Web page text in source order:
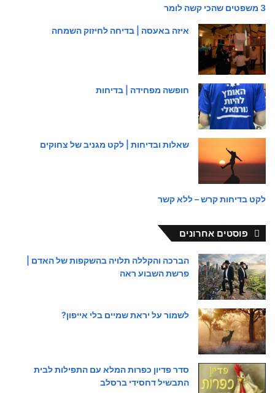
3 משפטים שהכי קשה לומר
איזה באעסה | בדיחה לחיזוק השמחה
חופשה מפחידה | בדיחות
שאלות ובדיחות | לקט מגניב של צחוקים
לקט בדיחות קרש – ללא קשר
פוסטים אחרונים
הברכה והקללה תלויה בהשקפות של האדם |
פרשת השבוע ראה
לשמור על יראת שמיים בלי אייפון?
סדר פדיון כפרות המלא עם התפילות לבית
התבשיל דחסידי ברסלב